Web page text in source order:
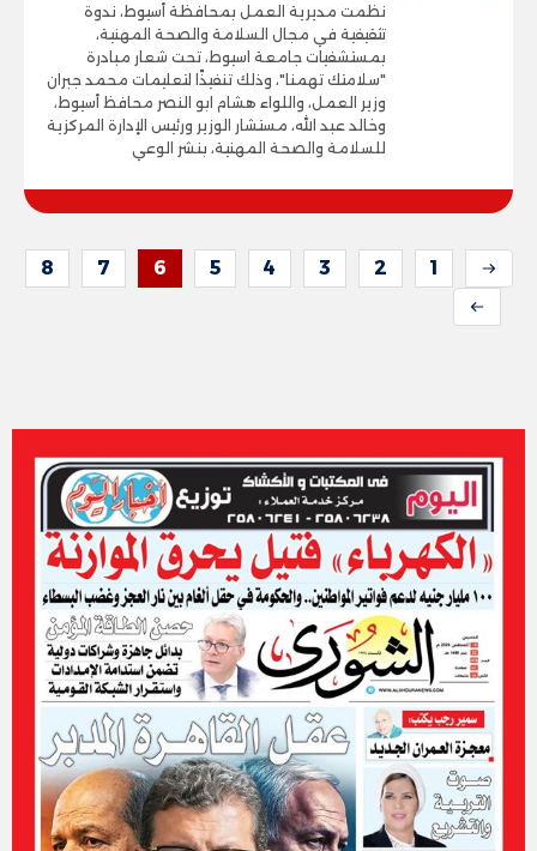
نظمت مديرية العمل بمحافظة أسيوط، ندوة
تثقيفية في مجال السلامة والصحة المهنية،
بمستشفيات جامعة اسيوط، تحت شعار مبادرة
"سلامتك تهمنا"، وذلك تنفيذًا لتعليمات محمد جبران
وزير العمل، واللواء هشام ابو النصر محافظ أسيوط،
وخالد عبد الله، مستشار الوزير ورئيس الإدارة المركزية
للسلامة والصحة المهنية، بنشر الوعي
1
2
3
4
5
6
7
8